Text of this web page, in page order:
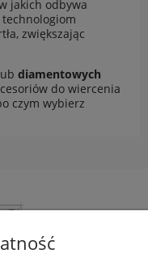
jakich odbywa
zwiększając
diamentowych
do wiercenia
czym wybierz